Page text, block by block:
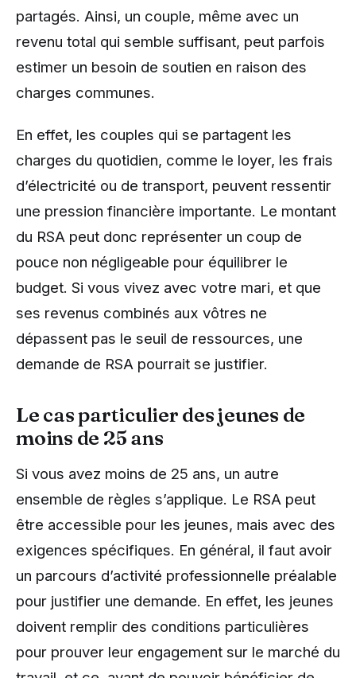
partagés. Ainsi, un couple, même avec un
revenu total qui semble suffisant, peut parfois
estimer un besoin de soutien en raison des
charges communes.
En effet, les couples qui se partagent les
charges du quotidien, comme le loyer, les frais
d’électricité ou de transport, peuvent ressentir
une pression financière importante. Le montant
du RSA peut donc représenter un coup de
pouce non négligeable pour équilibrer le
budget. Si vous vivez avec votre mari, et que
ses revenus combinés aux vôtres ne
dépassent pas le seuil de ressources, une
demande de RSA pourrait se justifier.
Le cas particulier des jeunes de
moins de 25 ans
Si vous avez moins de 25 ans, un autre
ensemble de règles s’applique. Le RSA peut
être accessible pour les jeunes, mais avec des
exigences spécifiques. En général, il faut avoir
un parcours d’activité professionnelle préalable
pour justifier une demande. En effet, les jeunes
doivent remplir des conditions particulières
pour prouver leur engagement sur le marché du